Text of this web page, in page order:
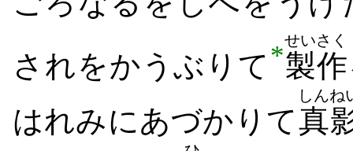
され​を​かうぶり​て*製作
せいさく
はれみ​に​あづかり​て真
しんね